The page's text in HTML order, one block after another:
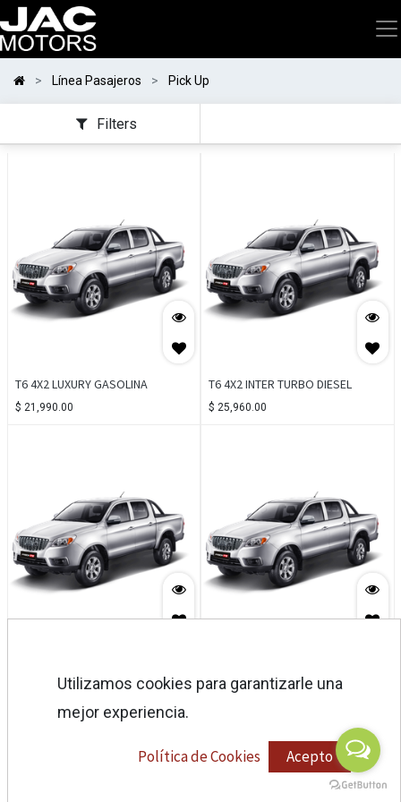
Línea Pasajeros Pick Up
Filters
T6 4X2 LUXURY GASOLINA
$ 21,990.00
T6 4X2 INTER TURBO DIESEL
$ 25,960.00
28,490.00 $28,990.00
Utilizamos cookies para garantizarle una
mejor experiencia.
Política de Cookies Acepto